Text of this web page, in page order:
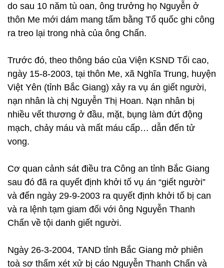
do sau 10 năm tù oan, ông trưởng họ Nguyễn ở
thôn Me mới dám mang tấm bằng Tổ quốc ghi công
ra treo lại trong nhà của ông Chấn.
Trước đó, theo thông báo của Viện KSND Tối cao,
ngày 15-8-2003, tại thôn Me, xã Nghĩa Trung, huyện
Việt Yên (tỉnh Bắc Giang) xảy ra vụ án giết người,
nạn nhân là chị Nguyễn Thị Hoan. Nạn nhân bị
nhiều vết thương ở đầu, mặt, bụng làm đứt động
mạch, chảy máu và mất máu cấp… dẫn đến tử
vong.
Cơ quan cảnh sát điều tra Công an tỉnh Bắc Giang
sau đó đã ra quyết định khởi tố vụ án “giết người”
và đến ngày 29-9-2003 ra quyết định khởi tố bị can
và ra lệnh tạm giam đối với ông Nguyễn Thanh
Chấn về tội danh giết người.
Ngày 26-3-2004, TAND tỉnh Bắc Giang mở phiên
toà sơ thẩm xét xử bị cáo Nguyễn Thanh Chấn và